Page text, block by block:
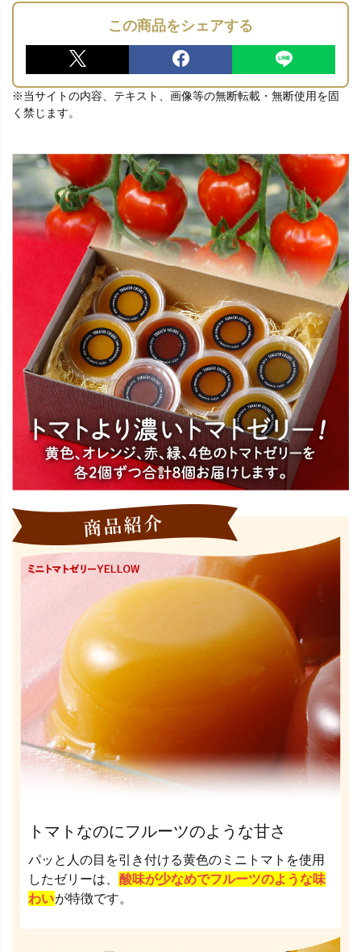
この商品をシェアする
※当サイトの内容、テキスト、画像等の無断転載・無断使用を固
く禁じます。
トマトなのにフルーツのような甘さ
パッと人の目を引き付ける黄色のミニトマトを使用
したゼリーは、 酸味が少なめでフルーツのような味
わいが特徴です。